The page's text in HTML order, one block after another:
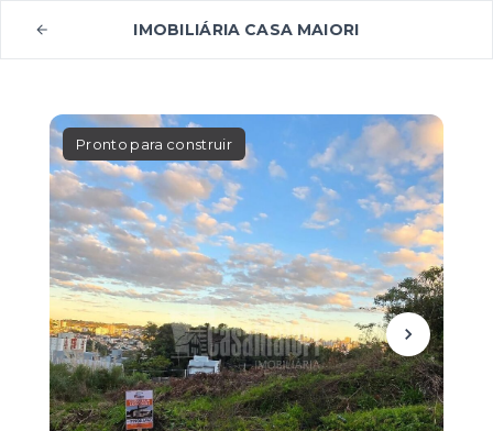
IMOBILIÁRIA CASA MAIORI
Pronto para construir